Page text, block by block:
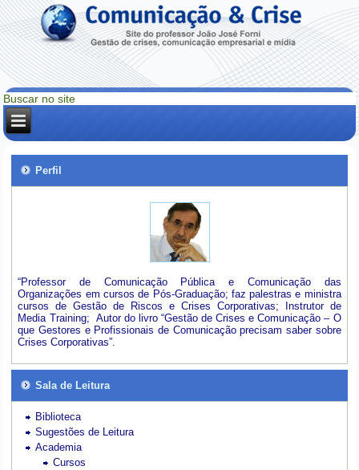
Perfil
“Professor de Comunicação Pública e Comunicação das
Organizações em cursos de Pós-Graduação; faz palestras e ministra
cursos de Gestão de Riscos e Crises Corporativas; Instrutor de
Media Training; Autor do livro “Gestão de Crises e Comunicação – O
que Gestores e Profissionais de Comunicação precisam saber sobre
Crises Corporativas”.
Sala de Leitura
Biblioteca
Sugestões de Leitura
Academia
Cursos